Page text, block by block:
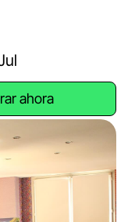
ahora